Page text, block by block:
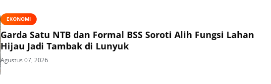
EKONOMI
Garda Satu NTB dan Formal BSS Soroti Alih Fungsi Lahan
Hijau Jadi Tambak di Lunyuk
Agustus 07, 2026